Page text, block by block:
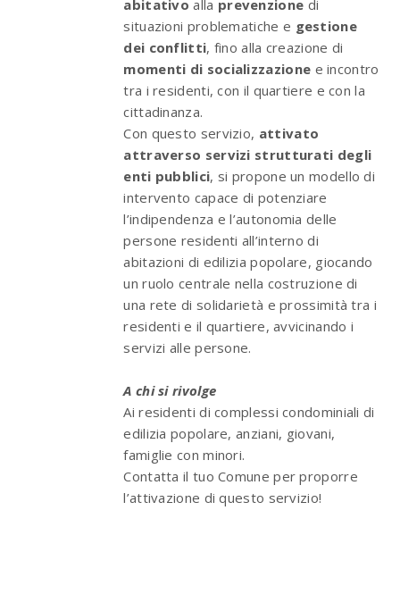
abitativo alla prevenzione di
situazioni problematiche e gestione
dei conflitti, fino alla creazione di
momenti di socializzazione e incontro
tra i residenti, con il quartiere e con la
cittadinanza.
Con questo servizio, attivato
attraverso servizi strutturati degli
enti pubblici, si propone un modello di
intervento capace di potenziare
l’indipendenza e l’autonomia delle
persone residenti all’interno di
abitazioni di edilizia popolare, giocando
un ruolo centrale nella costruzione di
una rete di solidarietà e prossimità tra i
residenti e il quartiere, avvicinando i
servizi alle persone.
A chi si rivolge
Ai residenti di complessi condominiali di
edilizia popolare, anziani, giovani,
famiglie con minori.
Contatta il tuo Comune per proporre
l’attivazione di questo servizio!